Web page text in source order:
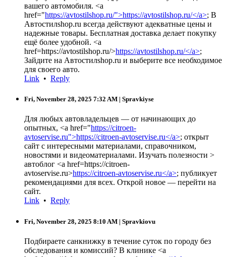
вашего автомобиля. <a
href="https://avtostilshop.ru/">https://avtostilshop.ru/</a>; В
Автостилshop.ru всегда действуют адекватные цены и
надежные товары. Бесплатная доставка делает покупку
ещё более удобной. <a
href=https://avtostilshop.ru/>https://avtostilshop.ru/</a>;
Зайдите на Автостилshop.ru и выберите все необходимое
для своего авто.
Link • Reply
Fri, November 28, 2025 7:32 AM | Spravkiyse
Для любых автовладельцев — от начинающих до
опытных, <a href="https://citroen-
avtoservise.ru">https://citroen-avtoservise.ru</a>; открыт
сайт с интересными материалами, справочником,
новостями и видеоматериалами. Изучать полезности >
автоблог <a href=https://citroen-
avtoservise.ru>https://citroen-avtoservise.ru</a>; публикует
рекомендациями для всех. Открой новое — перейти на
сайт.
Link • Reply
Fri, November 28, 2025 8:10 AM | Spravkiovu
Подбираете санкнижку в течение суток по городу без
обследования и комиссий? В клинике <a